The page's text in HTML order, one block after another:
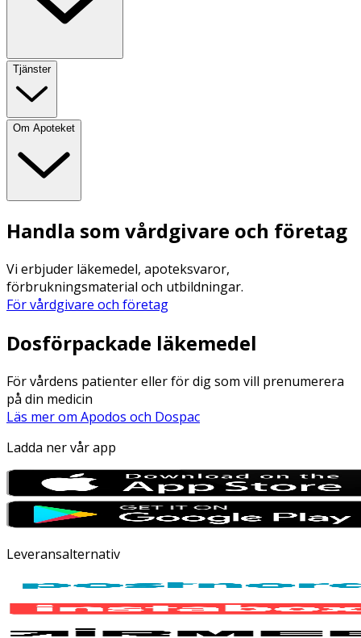
Tjänster
Om Apoteket
Handla som vårdgivare och företag
Vi erbjuder läkemedel, apoteksvaror,
förbrukningsmaterial och utbildningar.
För vårdgivare och företag
Dosförpackade läkemedel
För vårdens patienter eller för dig som vill prenumerera
på din medicin
Läs mer om Apodos och Dospac
Ladda ner vår app
Leveransalternativ